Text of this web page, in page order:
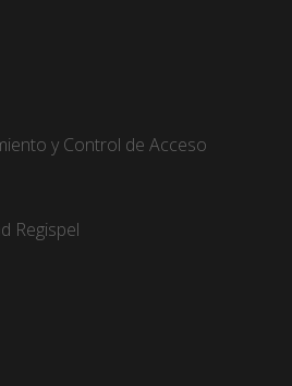
y Control de Acceso
Regispel